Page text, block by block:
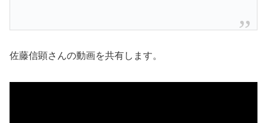
佐藤信顕さんの動画を共有します。